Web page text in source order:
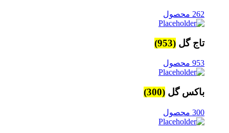
262 محصول
تاج گل (953)
953 محصول
باکس گل (300)
300 محصول